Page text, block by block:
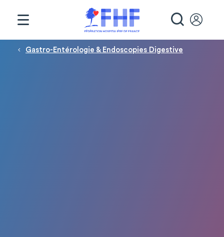
Fil d'Ariane
Gastro-Entérologie & Endoscopies Digestive
Panneau de gestion des cookies